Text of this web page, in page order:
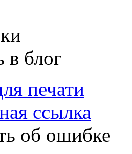
в блог
печати
ссылка
об ошибке